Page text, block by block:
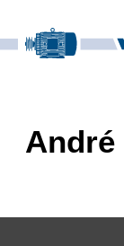
André